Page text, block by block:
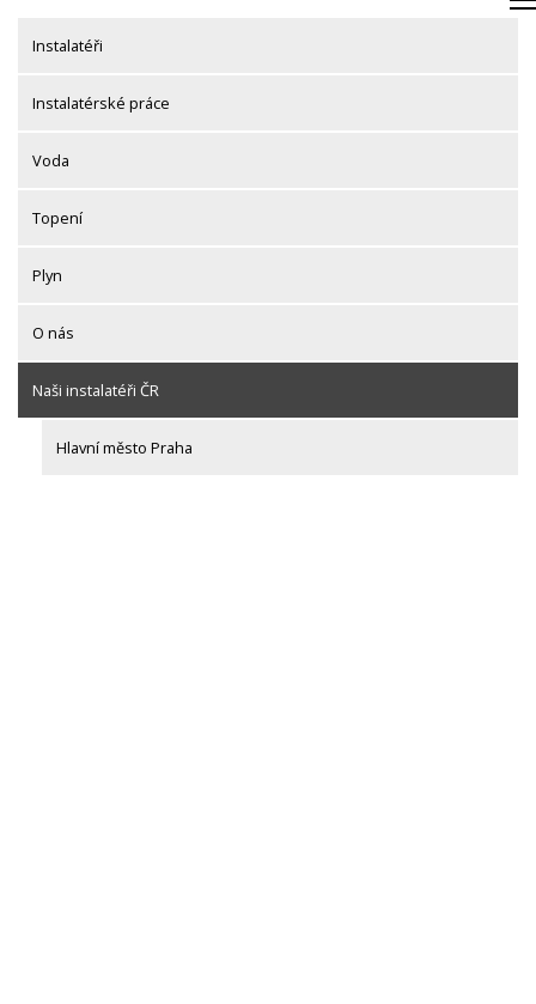
contentInstalatéři
Instalatérské práce
Voda
Topení
Plyn
O nás
Naši instalatéři ČR
Hlavní město Praha